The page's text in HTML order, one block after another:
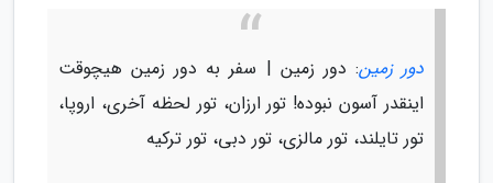
دور زمین: دور زمین | سفر به دور زمین هیچوقت
اینقدر آسون نبوده! تور ارزان، تور لحظه آخری، اروپا،
تور تایلند، تور مالزی، تور دبی، تور ترکیه